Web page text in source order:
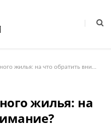
жилья: на